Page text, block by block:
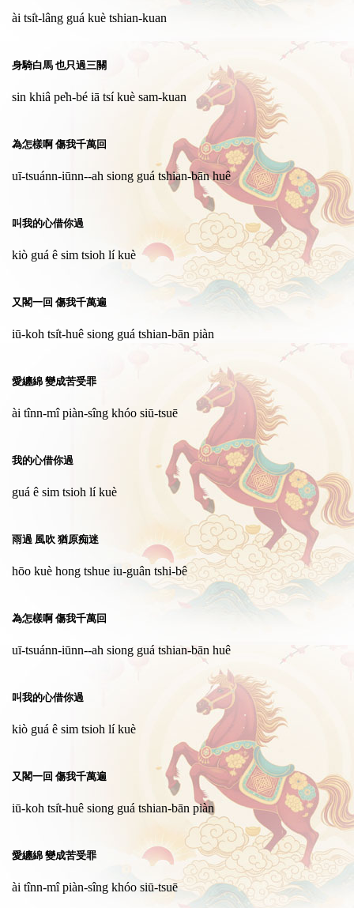
ài tsi̍t-lâng guá kuè tshian-kuan
身騎白馬 也只過三關
sin khiâ pe̍h-bé iā tsí kuè sam-kuan
為怎樣啊 傷我千萬回
uī-tsuánn-iūnn--ah siong guá tshian-bān huê
叫我的心借你過
kiò guá ê sim tsioh lí kuè
又閣一回 傷我千萬遍
iū-koh tsi̍t-huê siong guá tshian-bān piàn
愛纏綿 變成苦受罪
ài tînn-mî piàn-sîng khóo siū-tsuē
我的心借你過
guá ê sim tsioh lí kuè
雨過 風吹 猶原痴迷
hōo kuè hong tshue iu-guân tshi-bê
為怎樣啊 傷我千萬回
uī-tsuánn-iūnn--ah siong guá tshian-bān huê
叫我的心借你過
kiò guá ê sim tsioh lí kuè
又閣一回 傷我千萬遍
iū-koh tsi̍t-huê siong guá tshian-bān piàn
愛纏綿 變成苦受罪
ài tînn-mî piàn-sîng khóo siū-tsuē